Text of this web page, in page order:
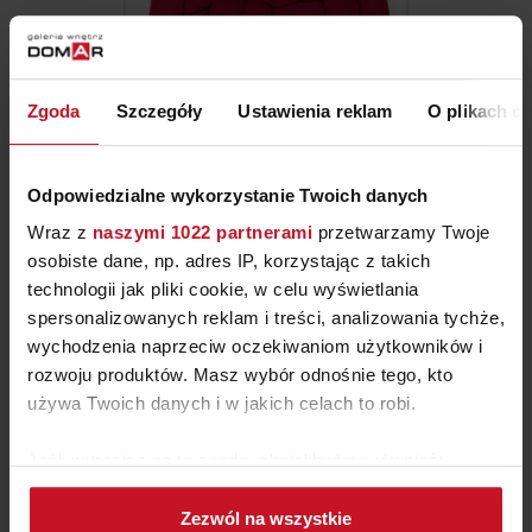
Zgoda Szczegóły Ustawienia reklam O plikach
Odpowiedzialne wykorzystanie Twoich danych
Wraz z naszymi 1022 partnerami przetwarzamy Twoje
osobiste dane, np. adres IP, korzystając z takich
technologii jak pliki cookie, w celu wyświetlania
spersonalizowanych reklam i treści, analizowania tychże,
wychodzenia naprzeciw oczekiwaniom użytkowników i
rozwoju produktów. Masz wybór odnośnie tego, kto
używa Twoich danych i w jakich celach to robi.
Gromadzić dane dotyczące Twojej lokalizacji
geograficznej z dokładnością nawet do kilku metrów
Zezwól na wszystkie
PODUSZKA SUPEŁ
ZAPYTAJ O CENĘ W SALONIE